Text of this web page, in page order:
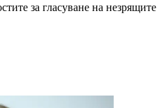
за гласуване на незрящите